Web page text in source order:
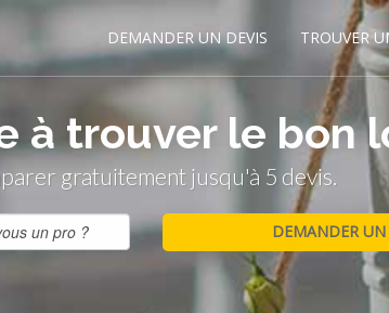
DEMANDER UN DEVIS TROUVER
à trouver le bon
gratuitement jusqu'à 5 devis.